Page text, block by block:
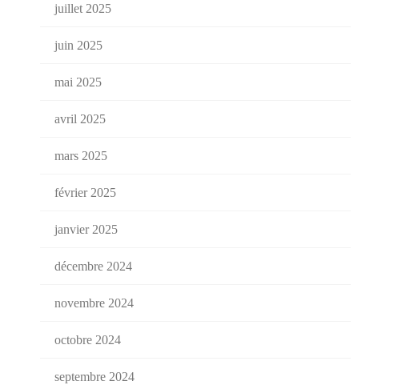
juillet 2025
juin 2025
mai 2025
avril 2025
mars 2025
février 2025
janvier 2025
décembre 2024
novembre 2024
octobre 2024
septembre 2024